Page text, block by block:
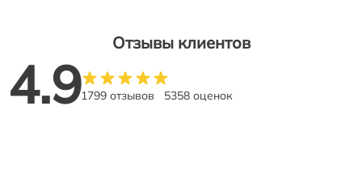
Отзывы клиентов
4.91799 отзывов 5358 оценок